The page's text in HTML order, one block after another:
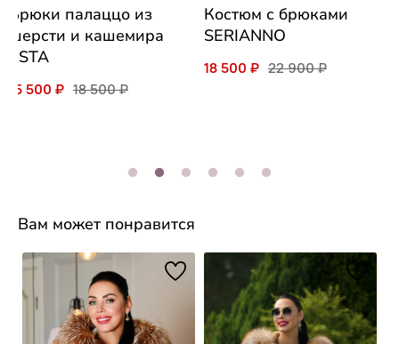
Брюки палаццо из
шерсти и кашемира
ESTA
15 500 ₽ 18 500 ₽
Костюм с брюками
SERIANNO
18 500 ₽ 22 900 ₽
Вам может понравится